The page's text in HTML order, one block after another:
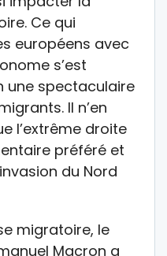
Ce qui
européens avec
s’est
une spectaculaire
Il n’en
l’extrême droite
préféré et
du Nord
migratoire, le
Macron a